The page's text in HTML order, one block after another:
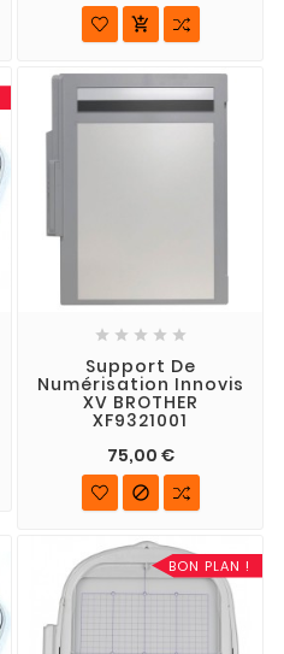

    
Support De
Numérisation Innovis
XV BROTHER
XF9321001
75,00 €

BON PLAN !